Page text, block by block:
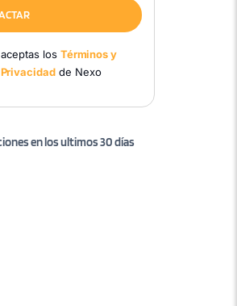
los Términos y
de Nexo
en los ultimos 30 días